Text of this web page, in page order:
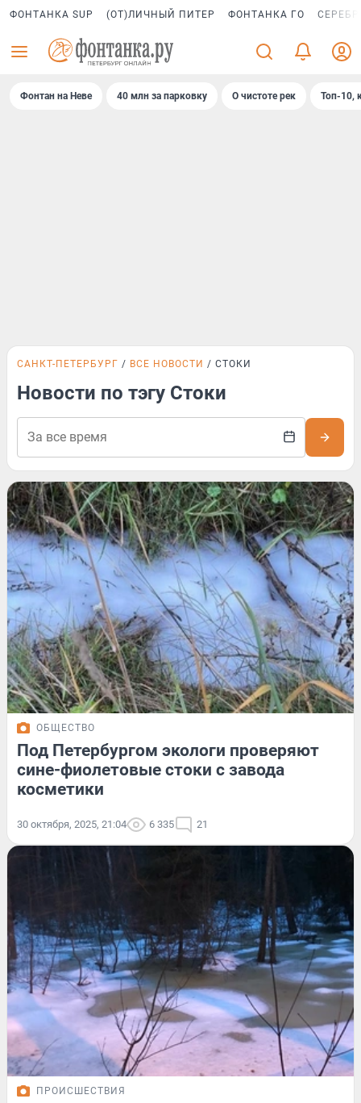
ФОНТАНКА SUP (ОТ)ЛИЧНЫЙ ПИТЕР ФОНТАНКА ГО
Фонтан на Неве 40 млн за парковку О чистоте рек Топ-10,
САНКТ-ПЕТЕРБУРГ ВСЕ НОВОСТИ СТОКИ
Новости по тэгу Стоки
ОБЩЕСТВО
Под Петербургом экологи проверяют
сине-фиолетовые стоки с завода
косметики
30 октября, 2025, 21:04 6 335 21
ПРОИСШЕСТВИЯ